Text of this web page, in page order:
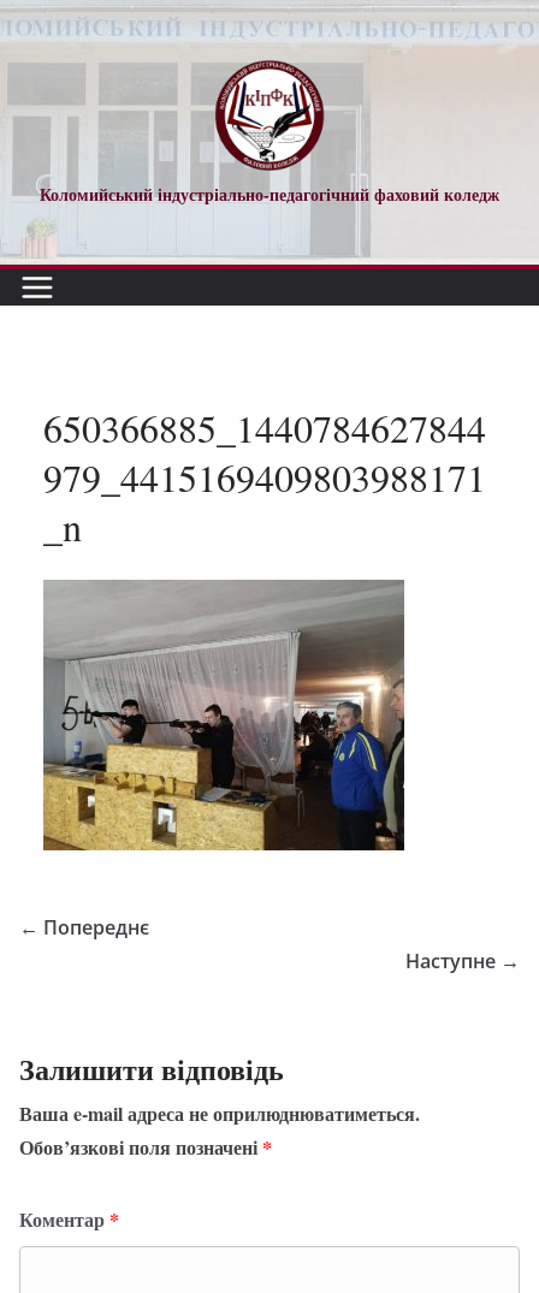
Перейти
до
Коломийський індустріально-педагогічний фаховий коледж
650366885_1440784627844
979_4415169409803988171
_n
← Попереднє
Наступне →
Залишити відповідь
Ваша e-mail адреса не оприлюднюватиметься.
Обов’язкові поля позначені *
Коментар *